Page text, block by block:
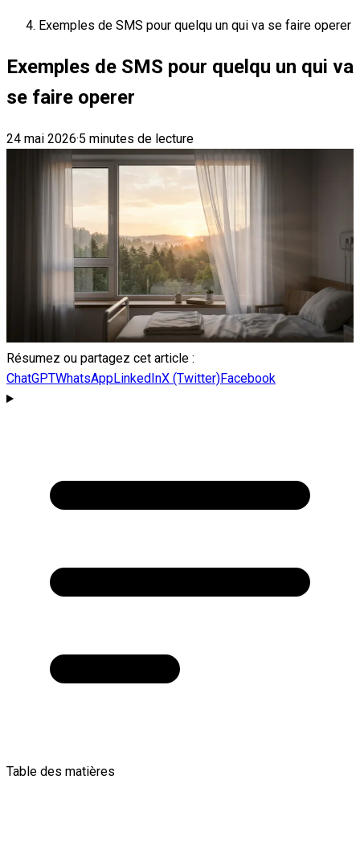
Exemples de SMS pour quelqu un qui va se faire operer
Exemples de SMS pour quelqu un qui va
se faire operer
24 mai 2026·5 minutes de lecture
Résumez ou partagez cet article :
ChatGPTWhatsAppLinkedInX (Twitter)Facebook
Table des matières